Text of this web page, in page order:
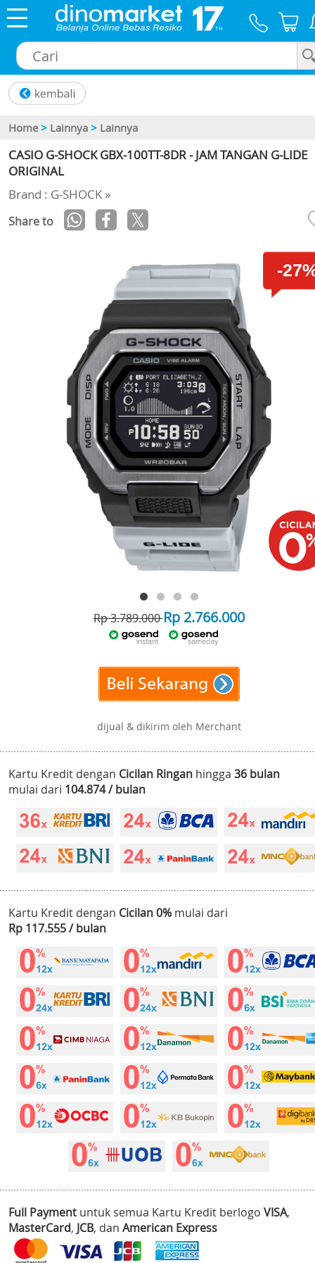
Home > Lainnya > Lainnya
CASIO G-SHOCK GBX-100TT-8DR - JAM TANGAN G-LIDE
ORIGINAL
Brand : G-SHOCK »
Share to
-
Rp 3.789.000Rp 2.766.000
dijual & dikirim oleh Merchant
Kartu Kredit dengan Cicilan Ringan hingga 36 bulan
mulai dari 104.874 / bulan
Kartu Kredit dengan Cicilan 0% mulai dari
Rp 117.555 / bulan
Full Payment untuk semua Kartu Kredit berlogo VISA,
MasterCard, JCB, dan American Express